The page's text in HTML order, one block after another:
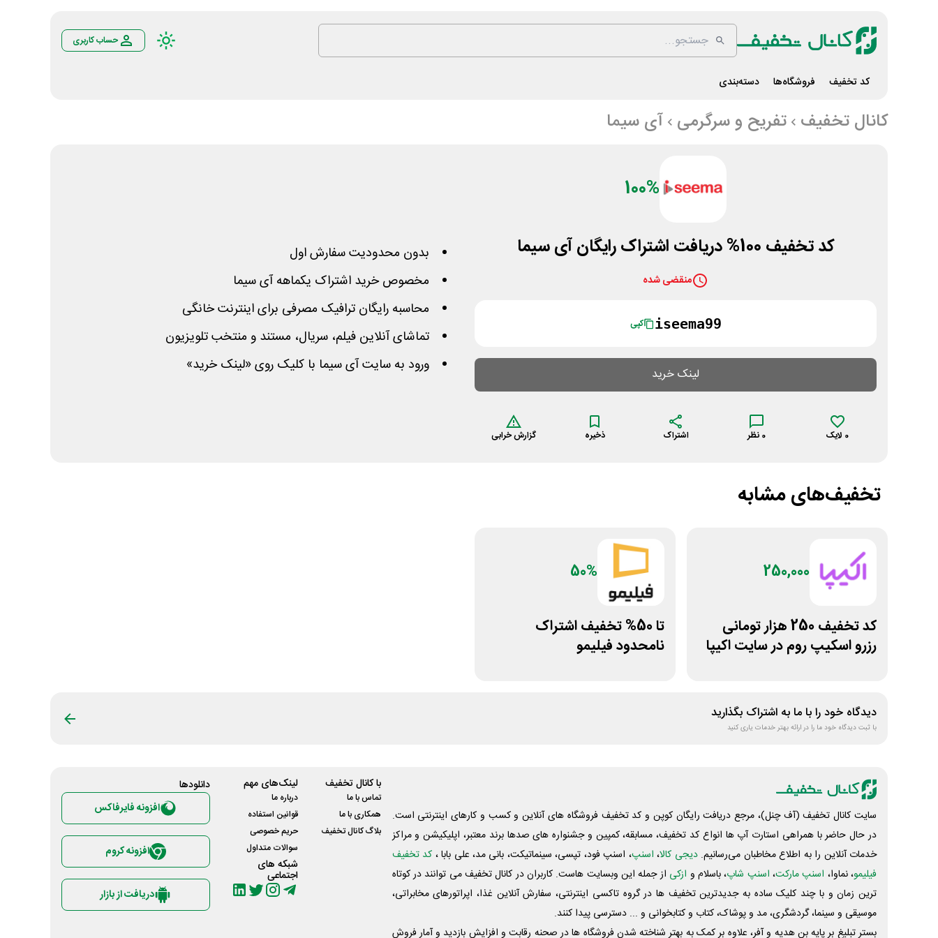
حساب کاربری
کد تخفیف فروشگاه‌ها دسته‌بندی
کانال تخفیف تفریح و سرگرمی آی سیما
100%
کد تخفیف 100% دریافت اشتراک رایگان آی سیما
منقضی شده
iseema99 کپی
لینک خرید
0 لایک 0 نظر اشتراک ذخیره گزارش خرابی
بدون محدودیت سفارش اول
مخصوص خرید اشتراک یکماهه آی سیما
محاسبه رایگان ترافیک مصرفی برای اینترنت خانگی
تماشای آنلاین فیلم، سریال، مستند و منتخب تلویزیون
ورود به سایت آی سیما با کلیک روی «لینک خرید»
تخفیف‌های مشابه
250,000
کد تخفیف 250 هزار تومانی
رزرو اسکیپ روم در سایت اکیپا
50%
تا 50% تخفیف اشتراک
نامحدود فیلیمو
دیدگاه خود را با ما به اشتراک بگذارید
با ثبت دیدگاه خود ما را در ارائه بهتر خدمات یاری کنید
سایت کانال تخفیف (آف چنل)، مرجع دریافت رایگان کوپن و کد تخفیف فروشگاه های آنلاین و کسب و‌ کارهای اینترنتی است.
در حال حاضر با همراهی استارت آپ ها انواع کد تخفیف، مسابقه، کمپین و جشنواره های صدها برند معتبر، اپلیکیشن و مراکز
خدمات آنلاین را به اطلاع مخاطبان می‌رسانیم. دیجی کالا، اسنپ، اسنپ فود، تپسی، سینماتیکت، بانی مد، علی‌ بابا ، کد تخفیف
فیلیمو، نماوا، اسنپ مارکت، اسنپ شاپ، باسلام و ازکی از جمله این وبسایت ‌هاست. کاربران در کانال تخفیف می توانند در کوتاه
ترین زمان و با چند کلیک ساده به جدیدترین تخفیف ها در گروه تاکسی اینترنتی، سفارش آنلاین غذا، اپراتورهای مخابراتی،
موسیقی و سینما، گردشگری، مد و پوشاک، کتاب و کتابخوانی و ... دسترسی پیدا کنند.
بستر تبلیغ بر پایه بن هدیه و آفر، علاوه بر کمک به بهتر شناخته شدن فروشگاه ها در صحنه رقابت و افزایش بازدید و آمار فروش
با کانال تخفیف
تماس با ما
همکاری با ما
بلاگ کانال تخفیف
لینک‌های مهم
درباره ما
قوانین استفاده
حریم خصوصی
سوالات متداول
شبکه های
اجتماعی
دانلود‌ها
افزونه فایرفاکس
افزونه کروم
دریافت از بازار